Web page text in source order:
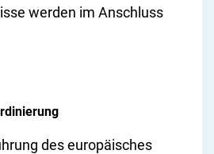
werden im Anschluss
des europäisches